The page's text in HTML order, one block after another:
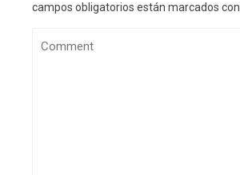
campos obligatorios están marcados con